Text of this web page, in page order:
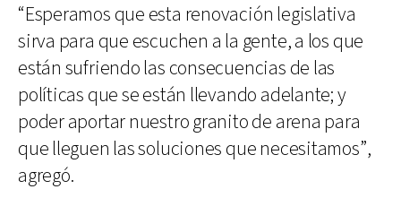
“Esperamos que esta renovación legislativa
sirva para que escuchen a la gente, a los que
están sufriendo las consecuencias de las
políticas que se están llevando adelante; y
poder aportar nuestro granito de arena para
que lleguen las soluciones que necesitamos”,
agregó.